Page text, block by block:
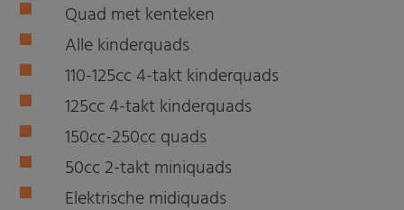
Quad met kenteken
Alle kinderquads
110-125cc 4-takt kinderquads
125cc 4-takt kinderquads
150cc-250cc quads
50cc 2-takt miniquads
Elektrische midiquads